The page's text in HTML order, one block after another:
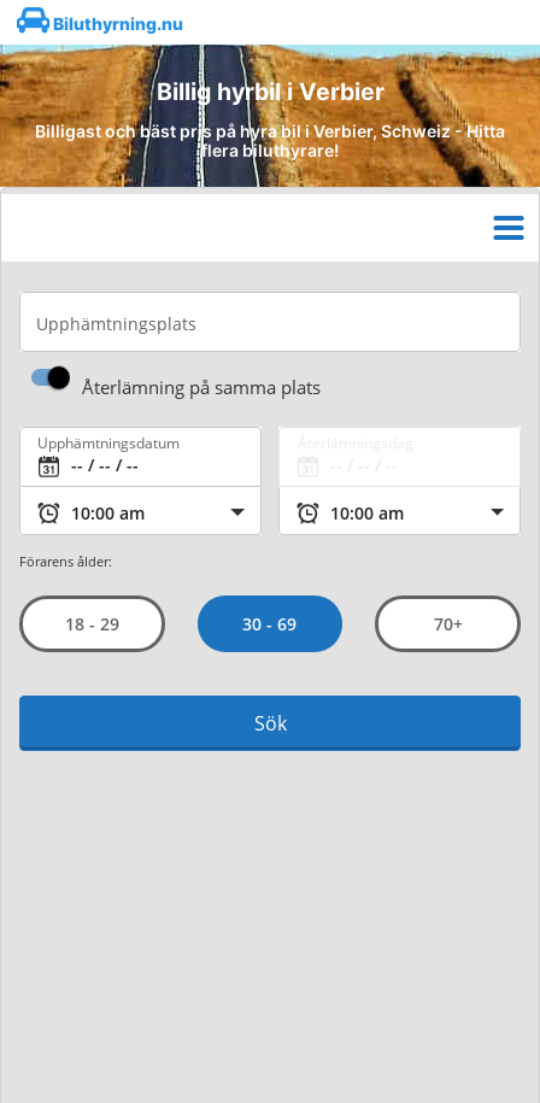
Biluthyrning.nu
Billig hyrbil i Verbier
Billigast och bäst pris på hyra bil i Verbier, Schweiz - Hitta
flera biluthyrare!
Upphämtningsplats
Återlämning på samma plats
Upphämtningsdatum
Förarens ålder:
18 - 29 30 - 69 70+
Sök